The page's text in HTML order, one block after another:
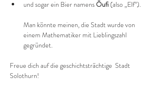
und sogar ein Bier namens Öufi (also „Elf“).
Man könnte meinen, die Stadt wurde von
einem Mathematiker mit Lieblingszahl
gegründet.
Freue dich auf die geschichtsträchtige  Stadt
Solothurn!